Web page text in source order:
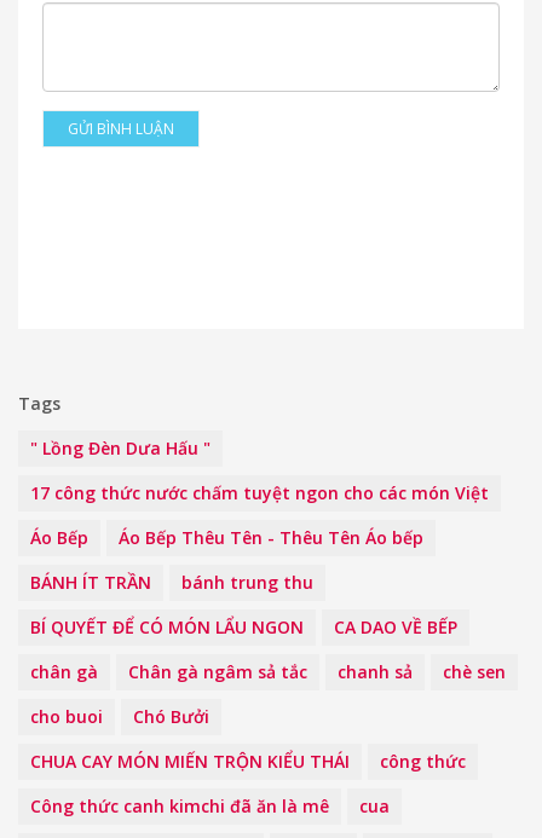
GỬI BÌNH LUẬN
Tags
" Lồng Đèn Dưa Hấu "
17 công thức nước chấm tuyệt ngon cho các món Việt
Áo Bếp
Áo Bếp Thêu Tên - Thêu Tên Áo bếp
BÁNH ÍT TRẦN
bánh trung thu
BÍ QUYẾT ĐỂ CÓ MÓN LẨU NGON
CA DAO VỀ BẾP
chân gà
Chân gà ngâm sả tắc chanh sả
chè sen
cho buoi
Chó Bưởi
CHUA CAY MÓN MIẾN TRỘN KIỂU THÁI
công thức
Công thức canh kimchi đã ăn là mê
cua